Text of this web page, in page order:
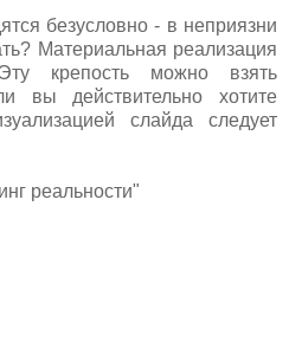
безусловно - в неприязни
Материальная реализация
крепость можно взять
вы действительно хотите
слайда следует
реальности"